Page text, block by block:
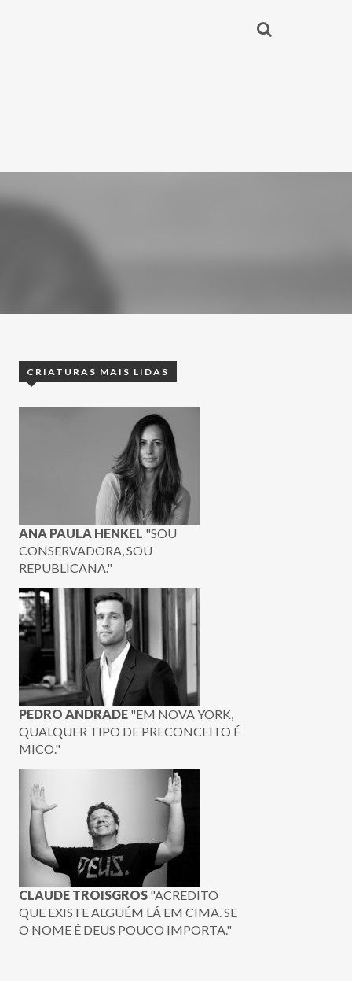
CRIATURAS MAIS LIDAS
ANA PAULA HENKEL "SOU
CONSERVADORA, SOU
REPUBLICANA."
PEDRO ANDRADE "EM NOVA YORK,
QUALQUER TIPO DE PRECONCEITO É
MICO."
CLAUDE TROISGROS "ACREDITO
QUE EXISTE ALGUÉM LÁ EM CIMA. SE
O NOME É DEUS POUCO IMPORTA."